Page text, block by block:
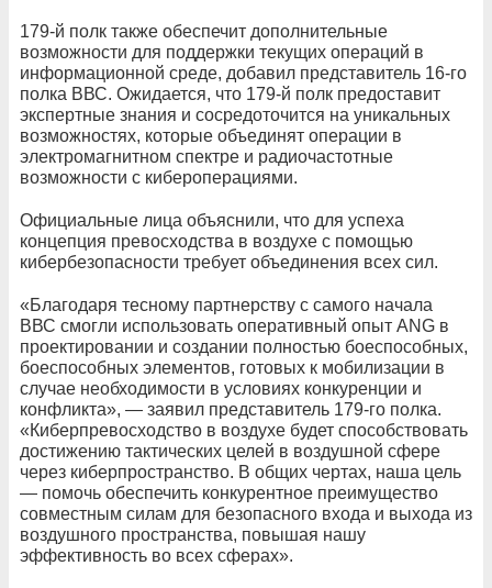
179-й полк также обеспечит дополнительные
возможности для поддержки текущих операций в
информационной среде, добавил представитель 16-го
полка ВВС. Ожидается, что 179-й полк предоставит
экспертные знания и сосредоточится на уникальных
возможностях, которые объединят операции в
электромагнитном спектре и радиочастотные
возможности с кибероперациями.
Официальные лица объяснили, что для успеха
концепция превосходства в воздухе с помощью
кибербезопасности требует объединения всех сил.
«Благодаря тесному партнерству с самого начала
ВВС смогли использовать оперативный опыт ANG в
проектировании и создании полностью боеспособных,
боеспособных элементов, готовых к мобилизации в
случае необходимости в условиях конкуренции и
конфликта», — заявил представитель 179-го полка.
«Киберпревосходство в воздухе будет способствовать
достижению тактических целей в воздушной сфере
через киберпространство. В общих чертах, наша цель
— помочь обеспечить конкурентное преимущество
совместным силам для безопасного входа и выхода из
воздушного пространства, повышая нашу
эффективность во всех сферах».